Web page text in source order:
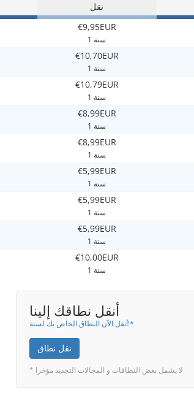
نقل
€9,95EUR
1 سنة
€10,70EUR
1 سنة
€10,79EUR
1 سنة
€8,99EUR
1 سنة
€8,99EUR
1 سنة
€5,99EUR
1 سنة
€5,99EUR
1 سنة
€5,99EUR
1 سنة
€10,00EUR
1 سنة
أنقل نطاقك إلينا
أنقل الآن النطاق الخاص بك لسنة!*
نقل نطاق
* لا يشمل بعض النطاقات و المجالات التجديد مؤخرا